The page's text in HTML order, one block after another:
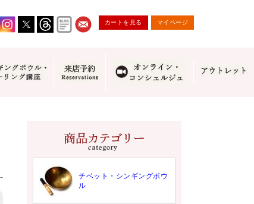
カートを見る マイページ
チベット・シンギングボウ
ル